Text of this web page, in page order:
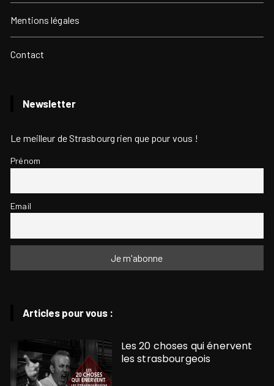
Mentions légales
Contact
Newsletter
Le meilleur de Strasbourg rien que pour vous !
Prénom
Email
Articles pour vous :
Les 20 choses qui énervent
les strasbourgeois